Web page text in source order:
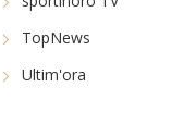
TopNews
Ultim'ora